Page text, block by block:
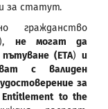
за статут.
гражданство
не могат да
(ETA)и
с валиден
за
to the